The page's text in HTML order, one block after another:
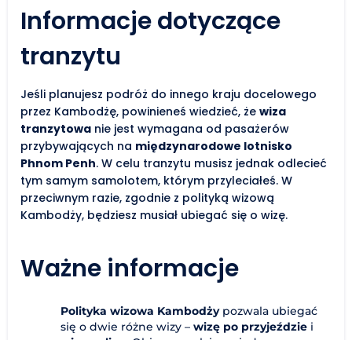
Informacje dotyczące
tranzytu
Jeśli planujesz podróż do innego kraju docelowego
przez Kambodżę, powinieneś wiedzieć, że wiza
tranzytowa nie jest wymagana od pasażerów
przybywających na międzynarodowe lotnisko
Phnom Penh. W celu tranzytu musisz jednak odlecieć
tym samym samolotem, którym przyleciałeś. W
przeciwnym razie, zgodnie z polityką wizową
Kambodży, będziesz musiał ubiegać się o wizę.
Ważne informacje
Polityka wizowa Kambodżypozwala ubiegać
się o dwie różne wizy – wizę po przyjeździe i